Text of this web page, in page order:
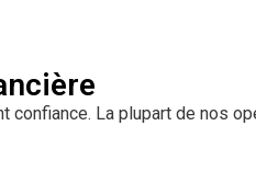
confiance. La plupart de nos